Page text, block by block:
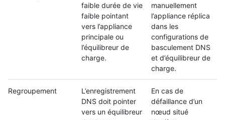
faible durée de vie
faible pointant
vers l’appliance
principale ou
l’équilibreur de
charge.
manuellement
l’appliance réplica
dans les
configurations de
basculement DNS
et d’équilibreur de
charge.
Regroupement
L’enregistrement
DNS doit pointer
vers un équilibreur
En cas de
défaillance d’un
nœud situé